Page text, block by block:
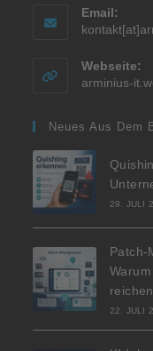
Email:
Webseite:
arminius-
Neues Aus Dem
29. JULI
Patch-
reichen
22. JULI